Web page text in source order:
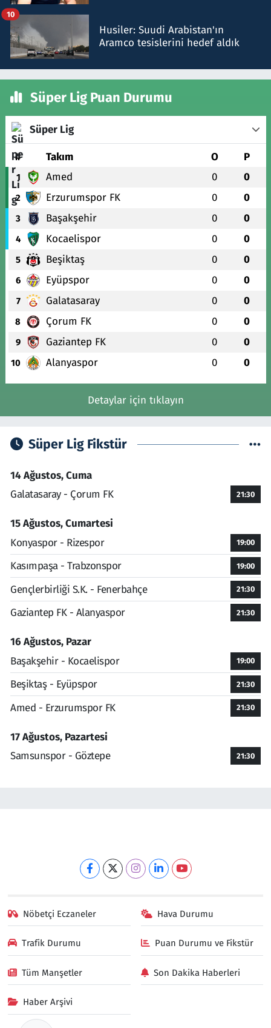
Husiler: Suudi Arabistan'ın
Aramco tesislerini hedef aldık
10
Süper Lig Puan Durumu
Süper Lig
# Takım O P
1 Amed 0 0
2 Erzurumspor FK 0 0
3 Başakşehir 0 0
4 Kocaelispor 0 0
5 Beşiktaş 0 0
6 Eyüpspor 0 0
7 Galatasaray 0 0
8 Çorum FK 0 0
9 Gaziantep FK 0 0
10 Alanyaspor 0 0
Detaylar için tıklayın
Süper Lig Fikstür
14 Ağustos, Cuma
Galatasaray - Çorum FK
21:30
15 Ağustos, Cumartesi
Konyaspor - Rizespor
19:00
Kasımpaşa - Trabzonspor 19:00
Gençlerbirliği S.K. - Fenerbahçe 21:30
Gaziantep FK - Alanyaspor 21:30
16 Ağustos, Pazar
Başakşehir - Kocaelispor
19:00
Beşiktaş - Eyüpspor 21:30
Amed - Erzurumspor FK 21:30
17 Ağustos, Pazartesi
Samsunspor - Göztepe
21:30
Nöbetçi Eczaneler Hava Durumu
Trafik Durumu Puan Durumu ve Fikstür
Tüm Manşetler Son Dakika Haberleri
Haber Arşivi